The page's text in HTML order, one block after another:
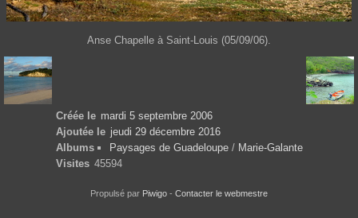
Anse Chapelle à Saint-Louis (05/09/06).
Créée le mardi 5 septembre 2006
Ajoutée le jeudi 29 décembre 2016
Albums
Paysages de Guadeloupe / Marie-Galante
Visites 45594
Propulsé par Piwigo - Contacter le webmestre